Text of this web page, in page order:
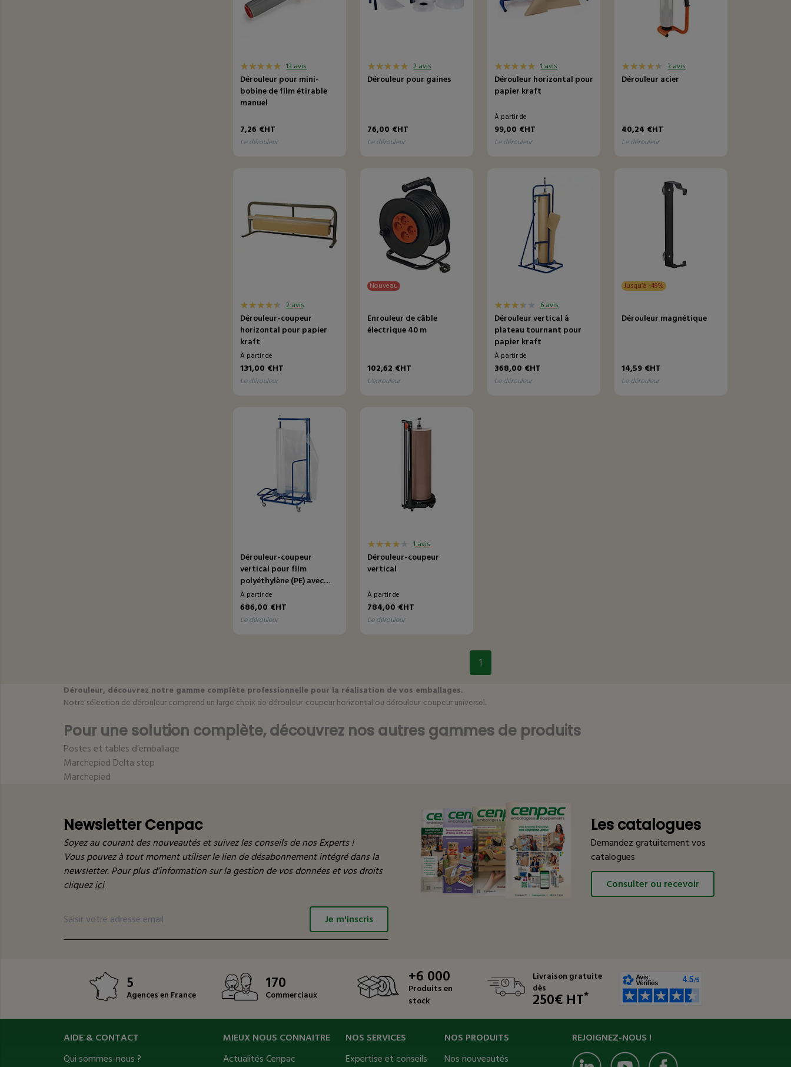
13 avis
Dérouleur pour mini-
bobine de film étirable
manuel
7,26 €HT
le dérouleur
2 avis
Dérouleur pour gaines
76,00 €HT
le dérouleur
1 avis
Dérouleur horizontal pour
papier kraft
À partir de
99,00 €HT
le dérouleur
3 avis
Dérouleur acier
40,24 €HT
le dérouleur
2 avis
Dérouleur-coupeur
horizontal pour papier
kraft
À partir de
131,00 €HT
le dérouleur
Nouveau
Enrouleur de câble
électrique 40 m
102,62 €HT
l'enrouleur
6 avis
Dérouleur vertical à
plateau tournant pour
papier kraft
À partir de
368,00 €HT
le dérouleur
Jusqu’à -49%
Dérouleur magnétique
14,59 €HT
le dérouleur
Dérouleur-coupeur
vertical pour film
polyéthylène (PE) avec
cutter intégré
À partir de
686,00 €HT
le dérouleur
1 avis
Dérouleur-coupeur
vertical
À partir de
784,00 €HT
le dérouleur
1
Dérouleur, découvrez notre gamme complète professionnelle pour la réalisation de vos emballages.
Notre sélection de dérouleur comprend un large choix de dérouleur-coupeur horizontal ou dérouleur-coupeur universel.
Pour une solution complète, découvrez nos autres gammes de produits
Postes et tables d’emballage
Marchepied Delta step
Marchepied
Newsletter Cenpac
Soyez au courant des nouveautés et suivez les conseils de nos Experts !
Vous pouvez à tout moment utiliser le lien de désabonnement intégré dans la
newsletter. Pour plus d’information sur la gestion de vos données et vos droits
cliquezici
Je m'inscris
Les catalogues
Demandez gratuitement vos
catalogues
Consulter ou recevoir
5
Agences en France
170
Commerciaux
+6 000
Produits en
stock
Livraison gratuite
dès
250€ HT*
AIDE & CONTACT
Qui sommes-nous ?
MIEUX NOUS CONNAITRE
Actualités Cenpac
NOS SERVICES
Expertise et conseils
NOS PRODUITS
Nos nouveautés
REJOIGNEZ-NOUS !